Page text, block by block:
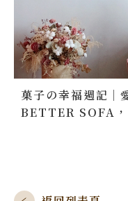
菓子の幸福週記｜
BETTER SOFA，